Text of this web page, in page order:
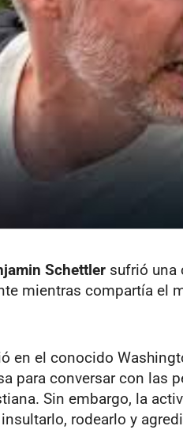
Schettlersufrió una
mientras compartía el
en el conocido
para conversar con las
Sin embargo, la
rodearlo y